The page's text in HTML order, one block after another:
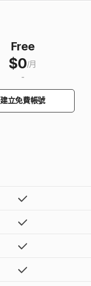
Free
$0/月
-
建立免費帳號